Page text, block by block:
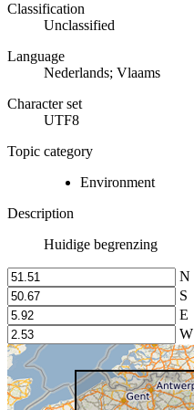
Classification
Unclassified
Language
Nederlands; Vlaams
Character set
UTF8
Topic category
Environment
Description
Huidige begrenzing
N
S
E
W